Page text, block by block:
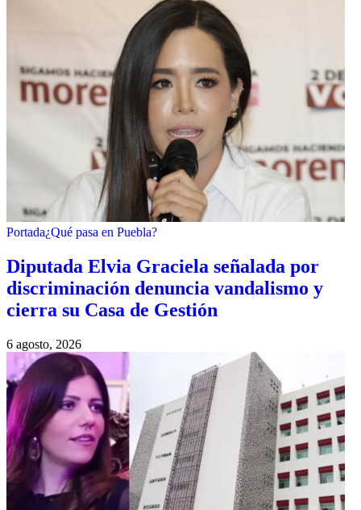
Portada¿Qué pasa en Puebla?
Diputada Elvia Graciela señalada por
discriminación denuncia vandalismo y
cierra su Casa de Gestión
6 agosto, 2026